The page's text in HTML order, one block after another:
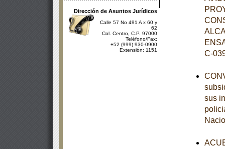
Dirección de Asuntos Jurídicos
Calle 57 No 491 A x 60 y
62
Col. Centro, C.P. 97000
Teléfono/Fax:
+52 (999) 930-0900
Extensión: 1151
C-
sus